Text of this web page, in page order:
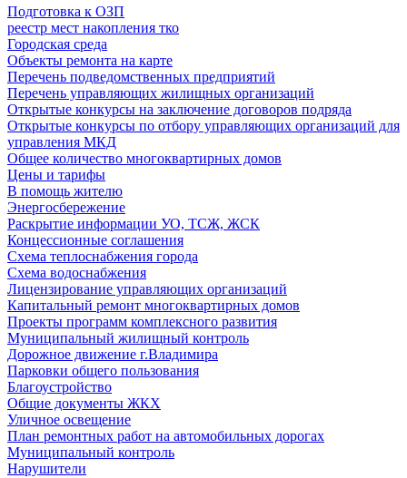
Подготовка к ОЗП
реестр мест накопления тко
Городская среда
Объекты ремонта на карте
Перечень подведомственных предприятий
Перечень управляющих жилищных организаций
Открытые конкурсы на заключение договоров подряда
Открытые конкурсы по отбору управляющих организаций для
управления МКД
Общее количество многоквартирных домов
Цены и тарифы
В помощь жителю
Энергосбережение
Раскрытие информации УО, ТСЖ, ЖСК
Концессионные соглашения
Схема теплоснабжения города
Схема водоснабжения
Лицензирование управляющих организаций
Капитальный ремонт многоквартирных домов
Проекты программ комплексного развития
Муниципальный жилищный контроль
Дорожное движение г.Владимира
Парковки общего пользования
Благоустройство
Общие документы ЖКХ
Уличное освещение
План ремонтных работ на автомобильных дорогах
Муниципальный контроль
Нарушители